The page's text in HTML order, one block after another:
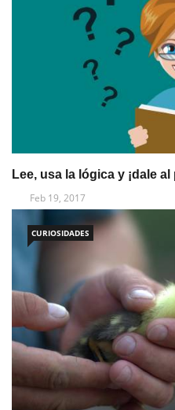
Lee, usa la lógica y ¡dale
Feb 19, 2017
CURIOSIDADES